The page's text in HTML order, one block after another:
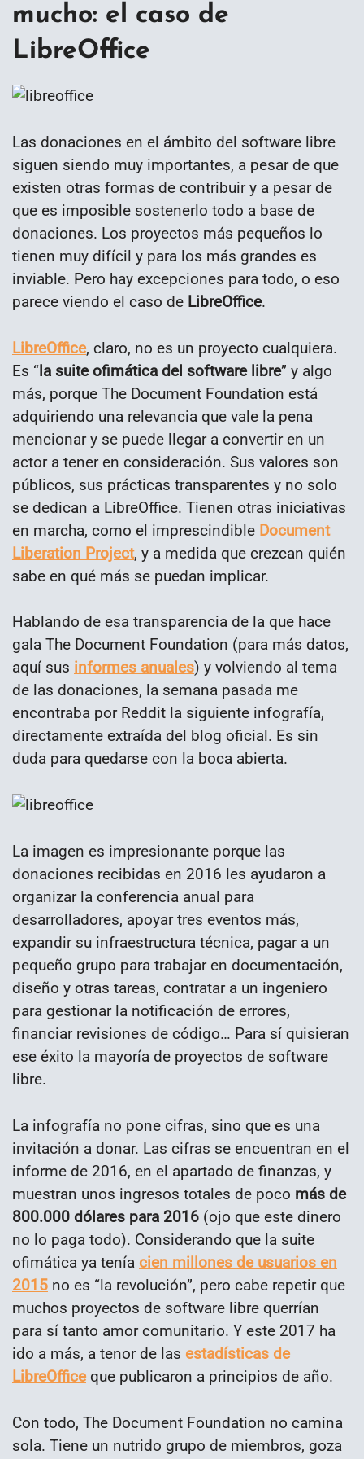
mucho: el caso de
LibreOffice
Las donaciones en el ámbito del software libre
siguen siendo muy importantes, a pesar de que
existen otras formas de contribuir y a pesar de
que es imposible sostenerlo todo a base de
donaciones. Los proyectos más pequeños lo
tienen muy difícil y para los más grandes es
inviable. Pero hay excepciones para todo, o eso
parece viendo el caso de LibreOffice.
LibreOffice, claro, no es un proyecto cualquiera.
Es “la suite ofimática del software libre” y algo
más, porque The Document Foundation está
adquiriendo una relevancia que vale la pena
mencionar y se puede llegar a convertir en un
actor a tener en consideración. Sus valores son
públicos, sus prácticas transparentes y no solo
se dedican a LibreOffice. Tienen otras iniciativas
en marcha, como el imprescindible Document
Liberation Project, y a medida que crezcan quién
sabe en qué más se puedan implicar.
Hablando de esa transparencia de la que hace
gala The Document Foundation (para más datos,
aquí sus informes anuales) y volviendo al tema
de las donaciones, la semana pasada me
encontraba por Reddit la siguiente infografía,
directamente extraída del blog oficial. Es sin
duda para quedarse con la boca abierta.
La imagen es impresionante porque las
donaciones recibidas en 2016 les ayudaron a
organizar la conferencia anual para
desarrolladores, apoyar tres eventos más,
expandir su infraestructura técnica, pagar a un
pequeño grupo para trabajar en documentación,
diseño y otras tareas, contratar a un ingeniero
para gestionar la notificación de errores,
financiar revisiones de código… Para sí quisieran
ese éxito la mayoría de proyectos de software
libre.
La infografía no pone cifras, sino que es una
invitación a donar. Las cifras se encuentran en el
informe de 2016, en el apartado de finanzas, y
muestran unos ingresos totales de poco más de
800.000 dólares para 2016 (ojo que este dinero
no lo paga todo). Considerando que la suite
ofimática ya tenía cien millones de usuarios en
2015 no es “la revolución”, pero cabe repetir que
muchos proyectos de software libre querrían
para sí tanto amor comunitario. Y este 2017 ha
ido a más, a tenor de las estadísticas de
LibreOfficeque publicaron a principios de año.
Con todo, The Document Foundation no camina
sola. Tiene un nutrido grupo de miembros, goza